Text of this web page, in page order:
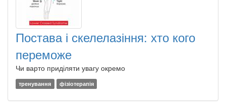
Постава і скелелазіння: хто кого
переможе
Чи варто приділяти увагу окремо
тренування фізіотерапія